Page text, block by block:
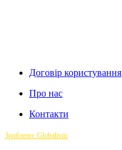
Договір користування
Про нас
Контакти
Зроблено: Globalistic